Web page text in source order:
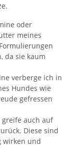
oder
meines
da sie kaum
verberge ich in
Hundes wie
gefressen
greife auch auf
Diese sind
wirken und